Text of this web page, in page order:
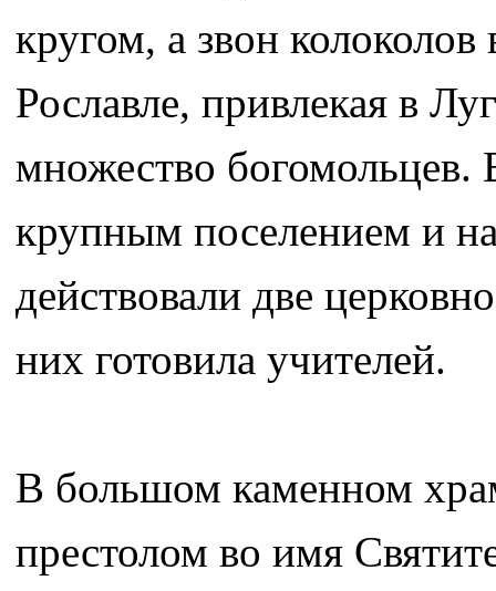
кругом, а звон
Рославле, привлекая в
множество
крупным поселением и
действовали две
них готовила учителей.
В большом каменном
престолом во имя